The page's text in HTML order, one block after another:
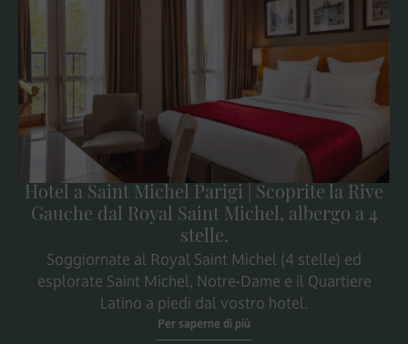
Hotel a Saint Michel Parigi | Scoprite la Rive
Gauche dal Royal Saint Michel, albergo a 4
stelle.
Soggiornate al Royal Saint Michel (4 stelle) ed
esplorate Saint Michel, Notre-Dame e il Quartiere
Latino a piedi dal vostro hotel.
Per saperne di più